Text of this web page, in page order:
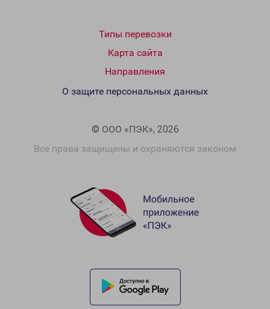
Типы перевозки
Карта сайта
Направления
© ООО «ПЭК», 2026
Все права защищены и охраняются законом
О защите персональных данных